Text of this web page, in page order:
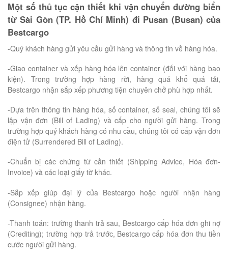
Một số thủ tục cận thiết khi vận chuyển đường biển
từ Sài Gòn (TP. Hồ Chí Minh) đi Pusan (Busan) của
Bestcargo
-Quý khách hàng gửi yêu cầu gửi hàng và thông tin về hàng hóa.
-Giao container và xếp hàng hóa lên container (đối với hàng bao
kiện). Trong trường hợp hàng rời, hàng quá khổ quá tải,
Bestcargo nhận sắp xếp phương tiện chuyên chở phù hợp nhất.
-Dựa trên thông tin hàng hóa, số container, số seal, chúng tôi sẽ
lập vận đơn (Bill of Lading) và cấp cho người gửi hàng. Trong
trường hợp quý khách hàng có nhu cầu, chúng tôi có cấp vận đơn
điện tử (Surrendered Bill of Lading).
-Chuẩn bị các chứng từ cần thiết (Shipping Advice, Hóa đơn-
Invoice) và các loại giấy tờ khác.
-Sắp xếp giúp đại lý của Bestcargo hoặc người nhận hàng
(Consignee) nhận hàng.
-Thanh toán: trường thanh trả sau, Bestcargo cấp hóa đơn ghi nợ
(Crediting); trường hợp trả trước, Bestcargo cấp hóa đơn thu tiền
cước người gửi hàng.